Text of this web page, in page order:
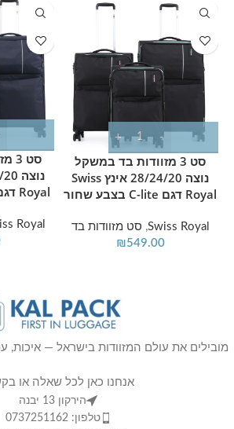
סט 3 מזוודות בד במשקל
נוצה 28/24/20 אינץ Swiss
Royal דגם C-lite בצבע שחור
Swiss Royal
, סט מזוודות בד
₪549.00
סט
Royal דגם C-lite בצבע נייבי
Royal
מובילים את עולם המזוודות בישראל — איכות,
אנחנו כאן לכל שאלה או
הירקון 13 יבנה
טלפון: 0737251162